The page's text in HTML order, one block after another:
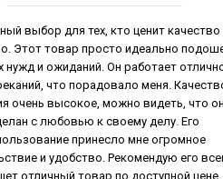
выбор для тех, кто ценит качество
Этот товар просто идеально
нужд и ожиданий. Он работает
что порадовало меня.
очень высокое, можно видеть, что он
с любовью к своему делу. Его
принесло мне огромное
и удобство. Рекомендую его
отличный товар по доступной цене.